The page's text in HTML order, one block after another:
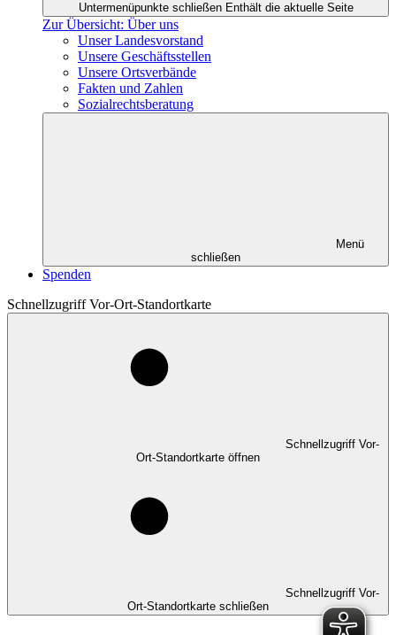
Untermenüpunkte schließen Enthält die aktuelle Seite
Zur Übersicht: Über uns
Unser Landesvorstand
Unsere Geschäftsstellen
Unsere Ortsverbände
Fakten und Zahlen
Sozialrechtsberatung
Menü
schließen
Spenden
Schnellzugriff Vor-Ort-Standortkarte
Schnellzugriff Vor-
Ort-Standortkarte öffnen
Schnellzugriff Vor-
Ort-Standortkarte schließen